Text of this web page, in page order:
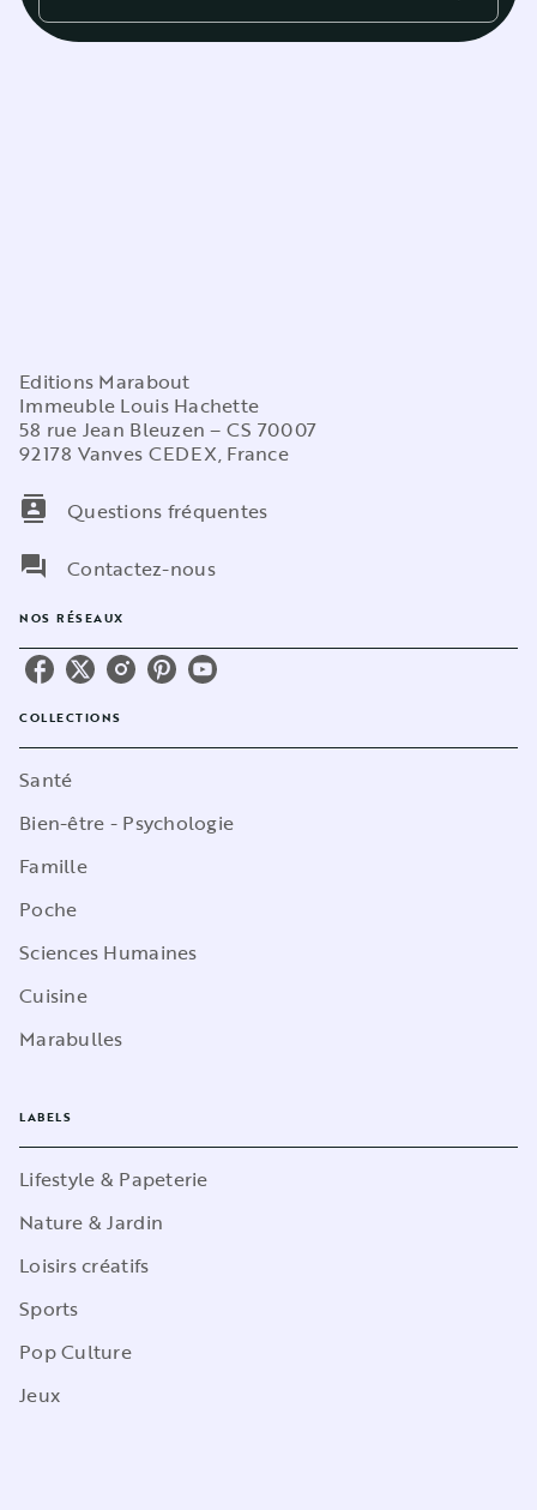
Editions Marabout
Immeuble Louis Hachette
58 rue Jean Bleuzen – CS 70007
92178 Vanves CEDEX, France
contacts
Questions fréquentes
question_answer
Contactez-nous
NOS RÉSEAUX
COLLECTIONS
Santé
Bien-être - Psychologie
Famille
Poche
Sciences Humaines
Cuisine
Marabulles
LABELS
Lifestyle & Papeterie
Nature & Jardin
Loisirs créatifs
Sports
Pop Culture
Jeux